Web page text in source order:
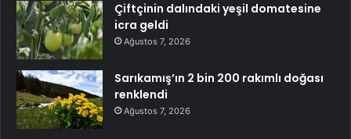
Çiftçinin dalındaki yeşil domatesine
icra geldi
Ağustos 7, 2026
Sarıkamış’ın 2 bin 200 rakımlı doğası
renklendi
Ağustos 7, 2026